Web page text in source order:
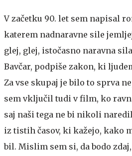
V začetku 90. let sem napisal
katerem nadnaravne sile
glej, glej, istočasno naravna
Bavčar, podpiše zakon, ki
Za vse skupaj je bilo to sprva
sem vključil tudi v film, ko
saj naši tega ne bi nikoli
iz tistih časov, ki kažejo, kako
bil. Mislim sem si, da bodo